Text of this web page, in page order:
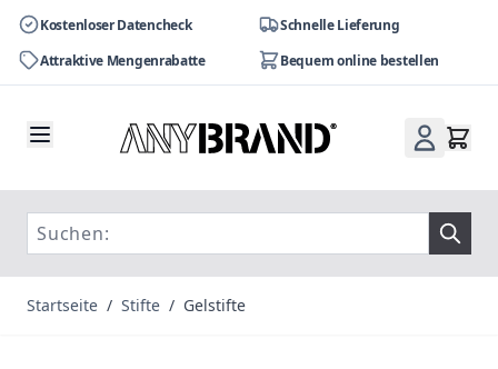
Kostenloser Datencheck
Schnelle Lieferung
Attraktive Mengenrabatte
Bequem online bestellen
Startseite / Stifte / Gelstifte